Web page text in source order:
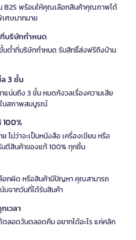
B2S พร้อมให้คุณเลือกสินค้าคุณภาพได้
ศษมากมาย
บริษัทกำหนด
ต่ำที่บริษัทกำหนด รับสิทธิ์ส่งฟรีถึงบ้าน
3 ชั้น
น่นถึง 3 ชั้น หมดกังวลเรื่องความเสีย
นสภาพสมบูรณ์
ไม่ว่าจะเป็นหนังสือ เครื่องเขียน หรือ
นตีสินค้าของแท้ 100% ทุกชิ้น
ลือกผิด หรือสินค้ามีปัญหา คุณสามารถ
บจากวันที่ได้รับสินค้า
เวลา
ลอดวันตลอดคืน อยากได้อะไร แค่คลิก